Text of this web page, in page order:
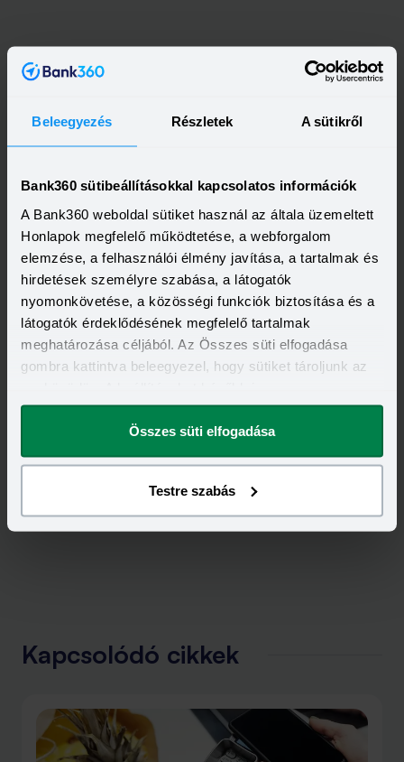
Beleegyezés Részletek A sütikről
Bank360 sütibeállításokkal kapcsolatos információk
A Bank360 weboldal sütiket használ az általa üzemeltett
Honlapok megfelelő működtetése, a webforgalom
elemzése, a felhasználói élmény javítása, a tartalmak és
hirdetések személyre szabása, a látogatók
nyomonkövetése, a közösségi funkciók biztosítása és a
látogatók érdeklődésének megfelelő tartalmak
meghatározása céljából. Az Összes süti elfogadása
gombra kattintva beleegyezel, hogy sütiket tároljunk az
megváltoztathatod.
Összes süti elfogadása
Testre szabás
Kapcsolódó címkék
QVIK BANKKÁRTYA FIZETÉSI KÉRELEM BANKSZÁMLA
Kapcsolódó cikkek